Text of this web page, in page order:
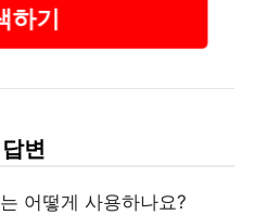
하기
변
어떻게 사용하나요?